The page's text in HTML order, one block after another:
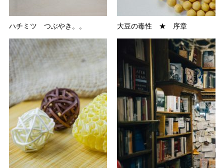
ハチミツ つぶやき。。 大豆の毒性 ★ 序章